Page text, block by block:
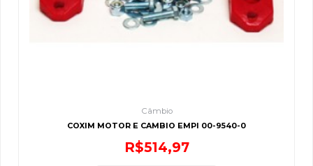
Câmbio
COXIM MOTOR E CAMBIO EMPI 00-9540-0
R$514,97